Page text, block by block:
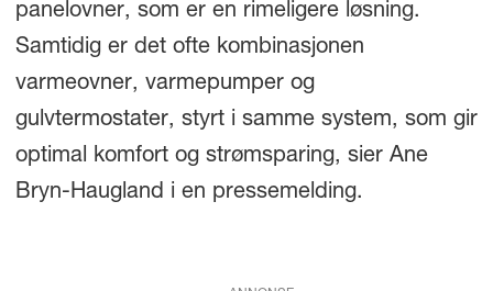
panelovner, som er en rimeligere løsning.
Samtidig er det ofte kombinasjonen
varmeovner, varmepumper og
gulvtermostater, styrt i samme system, som gir
optimal komfort og strømsparing, sier Ane
Bryn-Haugland i en pressemelding.